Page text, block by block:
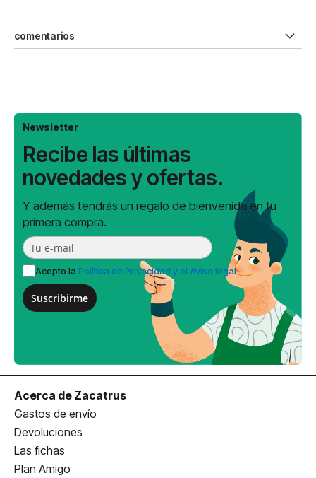
comentarios
Newsletter
Recibe las últimas
novedades y ofertas.
Y además tendrás un regalo de bienvenida en tu
primera compra.
Acepto la Política de Privacidad y el Aviso legal
Suscribirme
Acerca de Zacatrus
Gastos de envío
Devoluciones
Las fichas
Plan Amigo